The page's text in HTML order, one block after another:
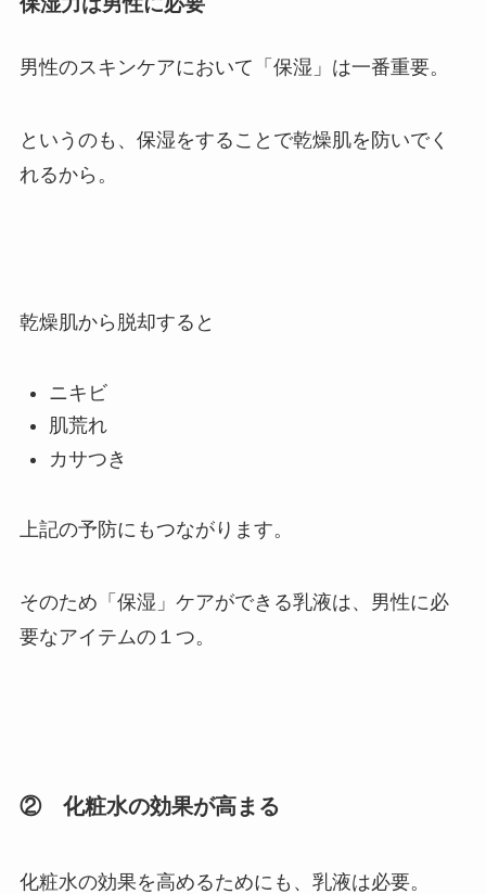
男性のスキンケアにおいて「保湿」は一番重要。
というのも、 保湿をすることで乾燥肌を防いでく
れるから。
乾燥肌から脱却すると
ニキビ
肌荒れ
カサつき
上記の予防にもつながります。
そのため「保湿」ケアができる乳液は、男性に必
要なアイテムの１つ。
② 化粧水の効果が高まる
化粧水の効果を高めるためにも、乳液は必要。